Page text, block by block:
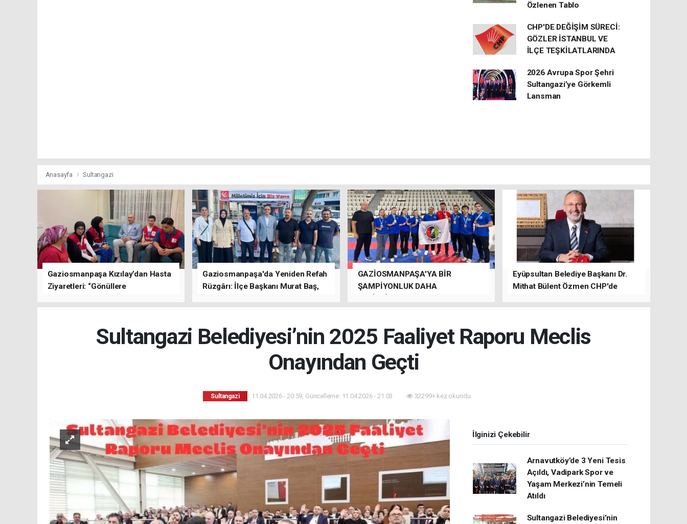
Özlenen Tablo
CHP'DE DEĞİŞİM SÜRECİ:
GÖZLER İSTANBUL VE
İLÇE TEŞKİLATLARINDA
2026 Avrupa Spor Şehri
Sultangazi’ye Görkemli
Lansman
Anasayfa Sultangazi
Gaziosmanpaşa Kızılay’dan Hasta
Ziyaretleri: “Gönüllere
Gaziosmanpaşa'da Yeniden Refah
Rüzgârı: İlçe Başkanı Murat Baş,
GAZİOSMANPAŞA'YA BİR
ŞAMPİYONLUK DAHA
Eyüpsultan Belediye Başkanı Dr.
Mithat Bülent Özmen CHP'de
Sultangazi Belediyesi’nin 2025 Faaliyet Raporu Meclis
Onayından Geçti
Sultangazi 11.04.2026 - 20:59, Güncelleme: 11.04.2026 - 21:03 32299+ kez okundu.
İlginizi Çekebilir
Arnavutköy’de 3 Yeni Tesis
Açıldı, Vadipark Spor ve
Yaşam Merkezi’nin Temeli
Atıldı
Sultangazi Belediyesi’nin